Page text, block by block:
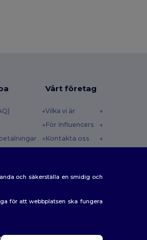
Vårt företag
Vilka vi är
För Influencers
Kontakta oss
och säkerställa en smidig och
för att webbplatsen ska fungera